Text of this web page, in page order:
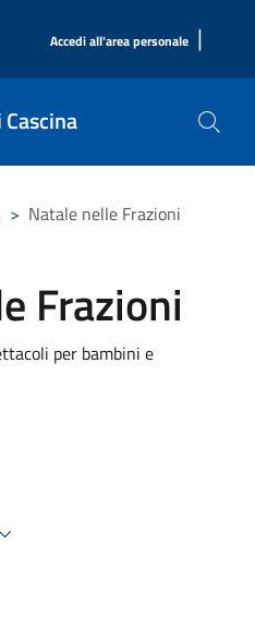
Accedi all'area personale |
> Natale nelle Frazioni
Frazioni
per bambini e